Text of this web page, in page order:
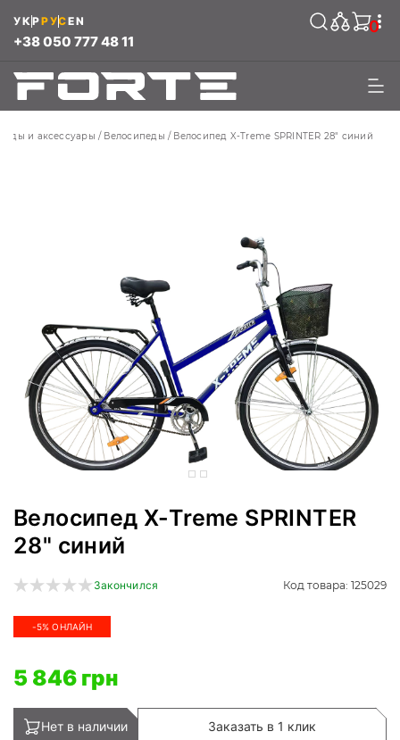
+38 050 777 48 11
УКРРУСEN 0
и аксессуары Велосипеды Велосипед X-Treme SPRINTER 28" синий
Велосипед X-Treme SPRINTER
28" синий
Закончился Код товара: 125029
-5% ОНЛАЙН
5 846 грн
Нет в наличии Заказать в 1 клик